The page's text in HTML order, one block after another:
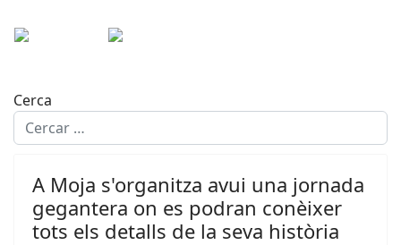
Cerca
A Moja s'organitza avui una jornada
gegantera on es podran conèixer
tots els detalls de la seva història